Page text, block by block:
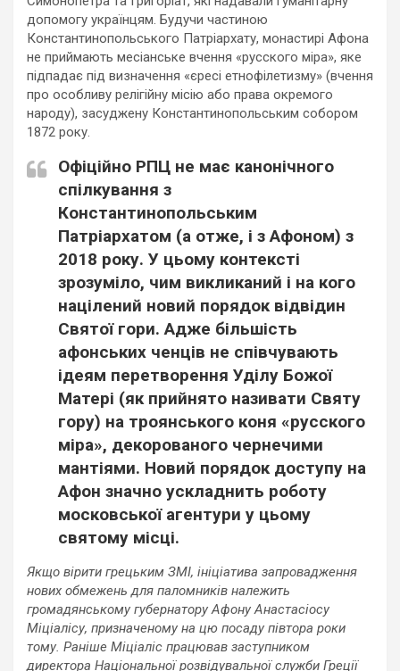
допомогу українцям. Будучи частиною
Константинопольського Патріархату, монастирі Афона
не приймають месіанське вчення «русского міра», яке
підпадає під визначення «єресі етнофілетизму» (вчення
про особливу релігійну місію або права окремого
народу), засуджену Константинопольським собором
1872 року.
Офіційно РПЦ не має канонічного
спілкування з
Константинопольським
Патріархатом (а отже, і з Афоном) з
2018 року. У цьому контексті
зрозуміло, чим викликаний і на кого
націлений новий порядок відвідин
Святої гори. Адже більшість
афонських ченців не співчувають
ідеям перетворення Уділу Божої
Матері (як прийнято називати Святу
гору) на троянського коня «русского
міра», декорованого чернечими
мантіями. Новий порядок доступу на
Афон значно ускладнить роботу
московської агентури у цьому
святому місці.
Якщо вірити грецьким ЗМІ, ініціатива запровадження
нових обмежень для паломників належить
громадянському губернатору Афону Анастасіосу
Міціалісу, призначеному на цю посаду півтора роки
тому. Раніше Міціаліс працював заступником
директора Національної розвідувальної служби Греції